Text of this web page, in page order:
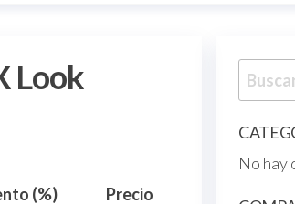
Look
(%) Precio
No hay